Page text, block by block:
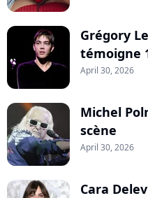
Grégory
témoigne
April 30, 2026
Michel
scène
April 30, 2026
Cara